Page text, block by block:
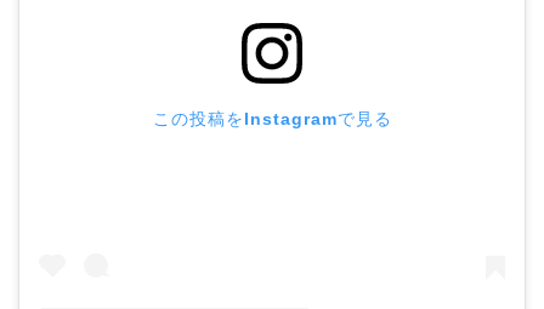
この投稿をInstagramで見る